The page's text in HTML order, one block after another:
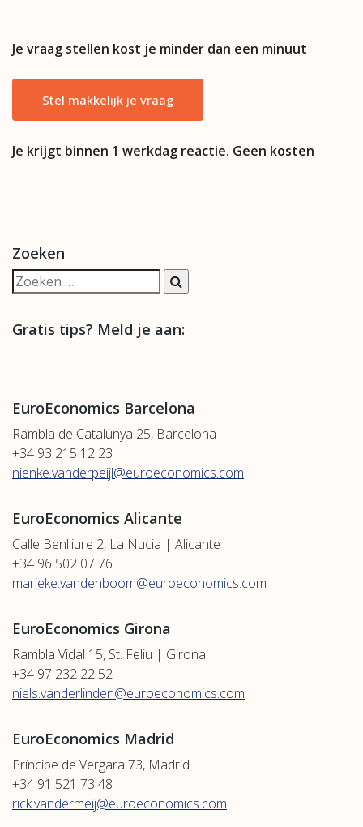
Je vraag stellen kost je minder dan een minuut
Stel makkelijk je vraag
Je krijgt binnen 1 werkdag reactie. Geen kosten
Zoeken
Gratis tips? Meld je aan:
EuroEconomics Barcelona
Rambla de Catalunya 25, Barcelona
+34 93 215 12 23
nienke.vanderpeijl@euroeconomics.com
EuroEconomics Alicante
Calle Benlliure 2, La Nucia | Alicante
+34 96 502 07 76
marieke.vandenboom@euroeconomics.com
EuroEconomics Girona
Rambla Vidal 15, St. Feliu | Girona
+34 97 232 22 52
niels.vanderlinden@euroeconomics.com
EuroEconomics Madrid
Príncipe de Vergara 73, Madrid
+34 91 521 73 48
rick.vandermeij@euroeconomics.com